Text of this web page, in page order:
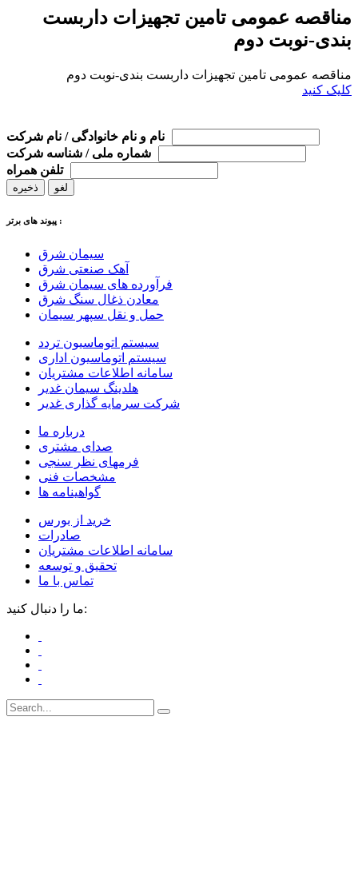
مناقصه عمومی تامین تجهیزات داربست
بندی-نوبت دوم
مناقصه عمومی تامین تجهیزات داربست بندی-نوبت دوم
کلیک کنید
تلفن همراه
ذخیره لغو
پیوند های برتر :
سیمان شرق
آهک صنعتی شرق
فرآورده های سیمان شرق
معادن ذغال سنگ شرق
حمل و نقل سپهر سیمان
سیستم اتوماسیون تردد
سیستم اتوماسیون اداری
سامانه اطلاعات مشتریان
هلدینگ سیمان غدیر
شرکت سرمایه گذاری غدیر
درباره ما
صدای مشتری
فرمهای نظر سنجی
مشخصات فنی
گواهینامه ها
خرید از بورس
صادرات
سامانه اطلاعات مشتریان
تحقیق و توسعه
تماس با ما
ما را دنبال کنید: